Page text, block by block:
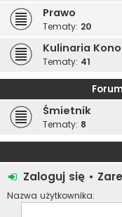
Prawo
Tematy: 20
Kulinaria
Tematy: 41
Śmietnik
Tematy: 8
Zaloguj się •
Nazwa użytkownika: